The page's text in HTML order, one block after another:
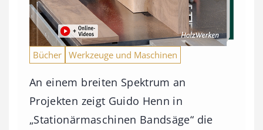
Bücher Werkzeuge und Maschinen
An einem breiten Spektrum an
Projekten zeigt Guido Henn in
„Stationärmaschinen Bandsäge“ die